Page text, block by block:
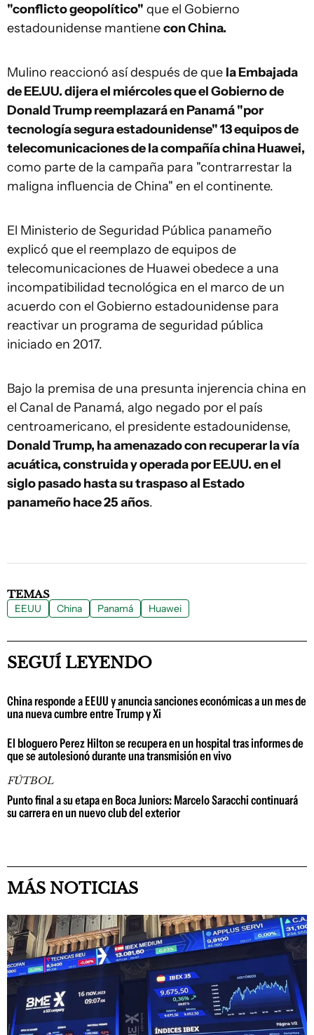
"conflicto geopolítico" que el Gobierno
estadounidense mantienecon China.
Mulino reaccionó así después de que la Embajada
de EE.UU. dijera el miércoles que el Gobierno de
Donald Trump reemplazará en Panamá "por
tecnología segura estadounidense" 13 equipos de
telecomunicaciones de la compañía china Huawei,
como parte de la campaña para "contrarrestar la
maligna influencia de China" en el continente.
El Ministerio de Seguridad Pública panameño
explicó que el reemplazo de equipos de
telecomunicaciones de Huawei obedece a una
incompatibilidad tecnológica en el marco de un
acuerdo con el Gobierno estadounidense para
reactivar un programa de seguridad pública
iniciado en 2017.
Bajo la premisa de una presunta injerencia china en
el Canal de Panamá, algo negado por el país
centroamericano, el presidente estadounidense,
Donald Trump, ha amenazado con recuperar la vía
acuática, construida y operada por EE.UU. en el
siglo pasado hasta su traspaso al Estado
panameño hace 25 años.
TEMAS
EEUU China Panamá Huawei
SEGUÍ LEYENDO
China responde a EEUU y anuncia sanciones económicas a un mes de
una nueva cumbre entre Trump y Xi
El bloguero Perez Hilton se recupera en un hospital tras informes de
que se autolesionó durante una transmisión en vivo
FÚTBOL
Punto final a su etapa en Boca Juniors: Marcelo Saracchi continuará
su carrera en un nuevo club del exterior
MÁS NOTICIAS